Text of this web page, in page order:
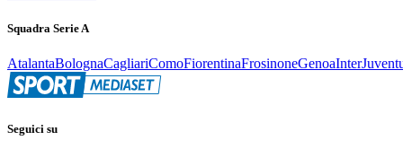
Squadra Serie A
AtalantaBolognaCagliariComoFiorentinaFrosinoneGenoaInter
Seguici su